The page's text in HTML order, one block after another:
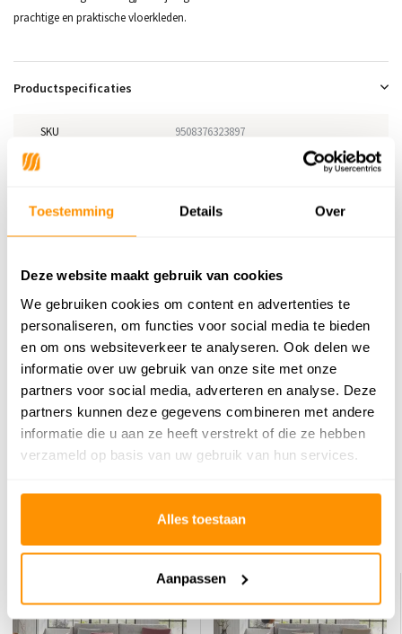
Toestemming Details Over
Deze website maakt gebruik van cookies
We gebruiken cookies om content en advertenties te
personaliseren, om functies voor social media te bieden
en om ons websiteverkeer te analyseren. Ook delen we
informatie over uw gebruik van onze site met onze
partners voor social media, adverteren en analyse. Deze
partners kunnen deze gegevens combineren met andere
informatie die u aan ze heeft verstrekt of die ze hebben
verzameld op basis van uw gebruik van hun services.
Alles toestaan
Aanpassen
239,95 4% Je bespaart 10 euro
prachtige en praktische vloerkleden.
Productspecificaties
SKU 9508376323897
Reviews
Er zijn nog geen reviews geschreven over dit product..
Dit vind je misschien ook leuk
KORTING 29%